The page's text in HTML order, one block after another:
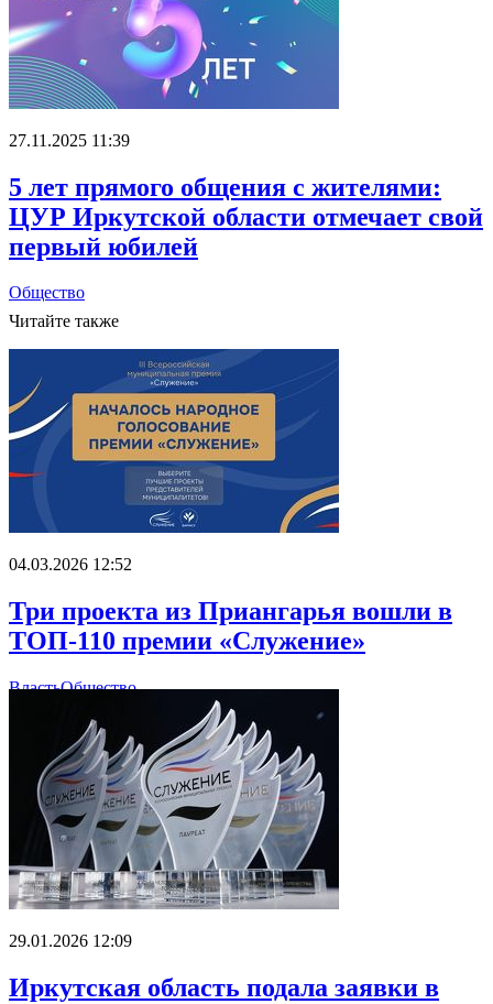
27.11.2025 11:39
5 лет прямого общения с жителями:
ЦУР Иркутской области отмечает свой
первый юбилей
Общество
Читайте также
04.03.2026 12:52
Три проекта из Приангарья вошли в
ТОП-110 премии «Служение»
ВластьОбщество
29.01.2026 12:09
Иркутская область подала заявки в